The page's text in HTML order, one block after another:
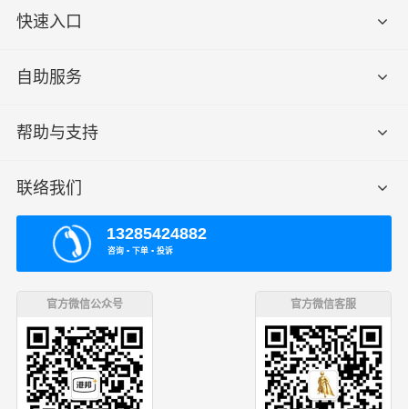
快速入口
自助服务
帮助与支持
联络我们
13285424882
咨询 ▪ 下单 ▪ 投诉
官方微信公众号 官方微信客服